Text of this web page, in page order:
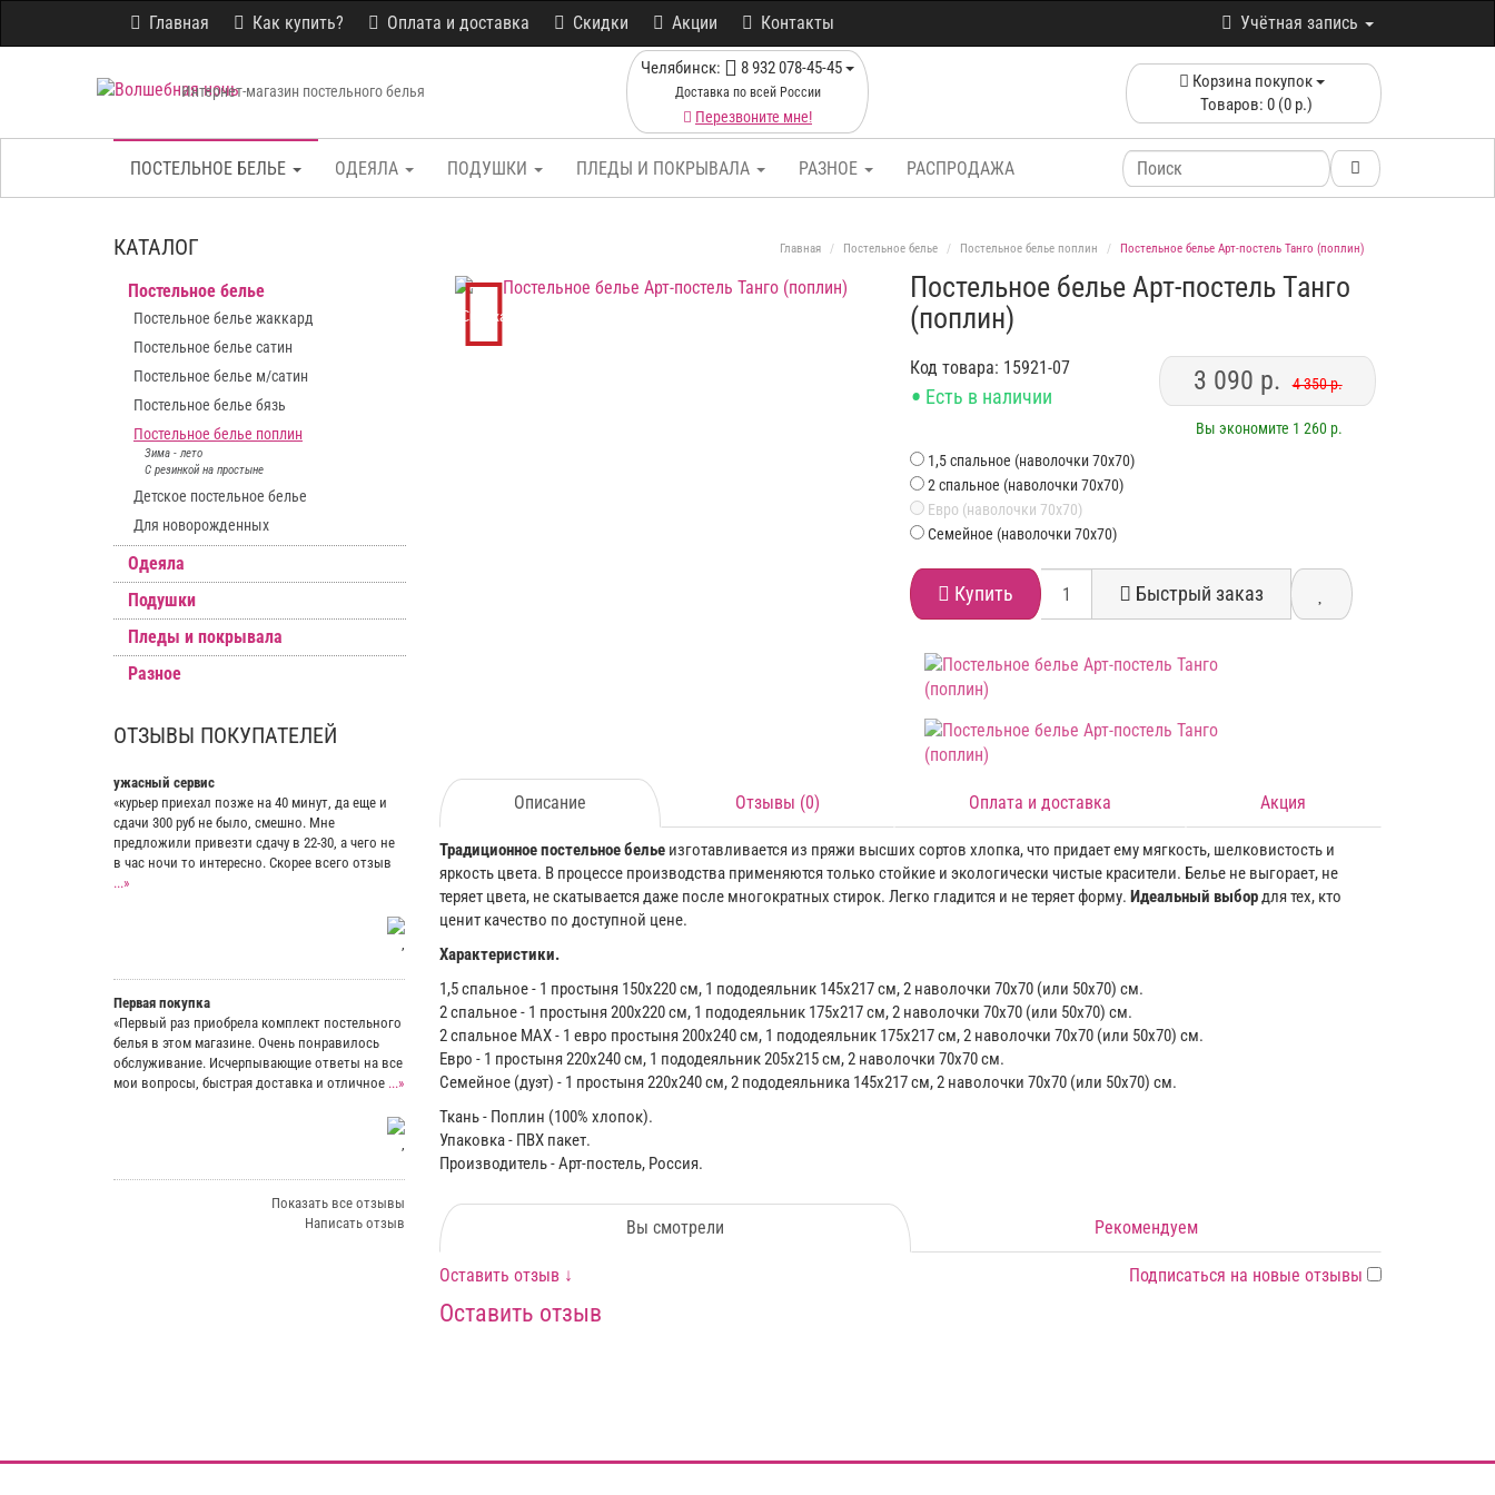
Главная Как купить? Оплата и доставка Скидки Акции Контакты Учётная запись
Интернет-магазин постельного белья
Челябинск: 8 932 078-45-45
Доставка по всей России
Перезвоните мне!
Корзина покупок
Товаров: 0 (0 р.)
ПОСТЕЛЬНОЕ БЕЛЬЕ ОДЕЯЛА ПОДУШКИ ПЛЕДЫ И ПОКРЫВАЛА РАЗНОЕ РАСПРОДАЖА
КАТАЛОГ
Постельное белье
Постельное белье жаккард
Постельное белье сатин
Постельное белье м/сатин
Постельное белье бязь
Постельное белье поплин
Зима - лето
С резинкой на простыне
Детское постельное белье
Для новорожденных
Одеяла
Подушки
Пледы и покрывала
Разное
ОТЗЫВЫ ПОКУПАТЕЛЕЙ
ужасный сервис
«курьер приехал позже на 40 минут, да еще и
сдачи 300 руб не было, смешно. Мне
предложили привезти сдачу в 22-30, а чего не
в час ночи то интересно. Скорее всего отзыв
...»
Первая покупка
«Первый раз приобрела комплект постельного
белья в этом магазине. Очень понравилось
обслуживание. Исчерпывающие ответы на все
мои вопросы, быстрая доставка и отличное ...»
Показать все отзывы
Написать отзыв
Главная Постельное белье Постельное белье поплин Постельное белье Арт-постель Танго (поплин)
Скидка
Постельное белье Арт-постель Танго
(поплин)
Код товара: 15921-07
• Есть в наличии
3 090 р. 4 350 р.
Вы экономите 1 260 р.
1,5 спальное (наволочки 70х70)
2 спальное (наволочки 70х70)
Евро (наволочки 70х70)
Семейное (наволочки 70х70)
Купить Быстрый заказ
Описание Отзывы (0) Оплата и доставка Акция
Традиционное постельное бельеизготавливается из пряжи высших сортов хлопка, что придает ему мягкость, шелковистость и
яркость цвета. В процессе производства применяются только стойкие и экологически чистые красители. Белье не выгорает, не
теряет цвета, не скатывается даже после многократных стирок. Легко гладится и не теряет форму. Идеальный выбордля тех, кто
ценит качество по доступной цене.
Характеристики.
1,5 спальное - 1 простыня 150х220 см, 1 пододеяльник 145х217 см, 2 наволочки 70х70 (или 50х70) см.
2 спальное - 1 простыня 200x220 см, 1 пододеяльник 175х217 см, 2 наволочки 70х70 (или 50х70) см.
2 спальное MAX - 1 евро простыня 200x240 см, 1 пододеяльник 175х217 см, 2 наволочки 70х70 (или 50х70) см.
Евро - 1 простыня 220х240 см, 1 пододеяльник 205х215 см, 2 наволочки 70х70 см.
Семейное (дуэт) - 1 простыня 220x240 см, 2 пододеяльника 145х217 см, 2 наволочки 70х70 (или 50х70) см.
Ткань - Поплин (100% хлопок).
Упаковка - ПВХ пакет.
Производитель - Арт-постель, Россия.
Вы смотрели Рекомендуем
Подписаться на новые отзывы
Оставить отзыв ↓
Оставить отзыв